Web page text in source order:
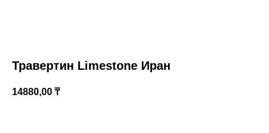
Травертин Limestone Иран
14880,00 ₸